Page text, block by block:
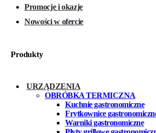
Promocje i okazje
Nowości w ofercie
Produkty
URZĄDZENIA
OBRÓBKA TERMICZNA
Kuchnie gastronomiczne
Frytkownice
Warniki gastronomiczne